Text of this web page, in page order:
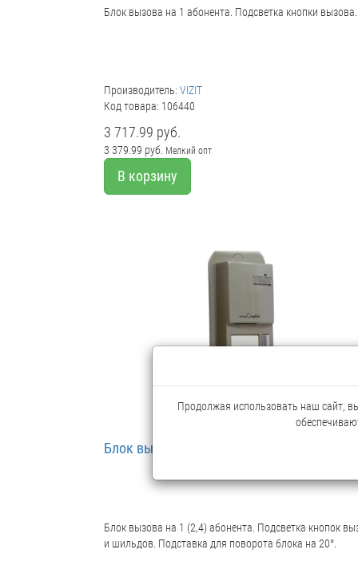
Блок вызова на 1 абонента. Подсветка кнопки вызова.
Производитель: VIZIT
Код товара: 106440
3 717.99 руб.
3 379.99 руб. Мелкий опт
В корзину
Блок вызова VIZIT БВД-405А-2 (2
Блок вызова на 1 (2,4) абонента. Подсветка кнопок
и шильдов. Подставка для поворота блока на 20°.
Продолжая использовать наш сайт,